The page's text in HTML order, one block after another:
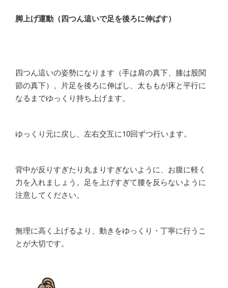
脚上げ運動（四つん這いで足を後ろに伸ばす）
四つん這いの姿勢になります（手は肩の真下、膝は股関
節の真下）。片足を後ろに伸ばし、太ももが床と平行に
なるまでゆっくり持ち上げます。
ゆっくり元に戻し、左右交互に10回ずつ行います。
背中が反りすぎたり丸まりすぎないように、お腹に軽く
力を入れましょう。足を上げすぎて腰を反らないように
注意してください。
無理に高く上げるより、動きをゆっくり・丁寧に行うこ
とが大切です。